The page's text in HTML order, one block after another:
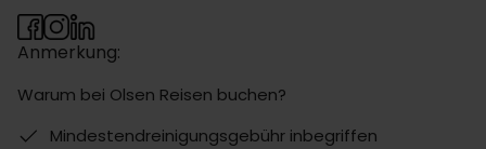
Anmerkung:
Warum bei Olsen Reisen buchen?
Mindestendreinigungsgebühr inbegriffen